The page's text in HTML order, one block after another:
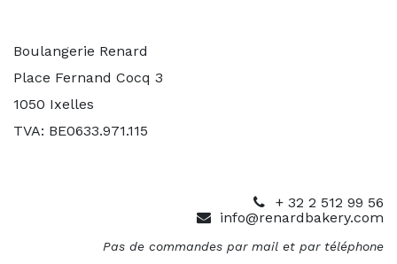
Boulangerie Renard
Place Fernand Cocq 3
1050 Ixelles
TVA: BE0633.971.115
+ 32 2 512 99 56
info@renardbakery.com
Pas de commandes par mail et par téléphone